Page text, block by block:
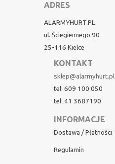
ADRES
ALARMYHURT.PL
ul. Ściegiennego 90
25-116 Kielce
KONTAKT
sklep@alarmyhurt.pl
tel: 609 100 050
tel: 41 3687190
INFORMACJE
Dostawa / Płatności
Regulamin